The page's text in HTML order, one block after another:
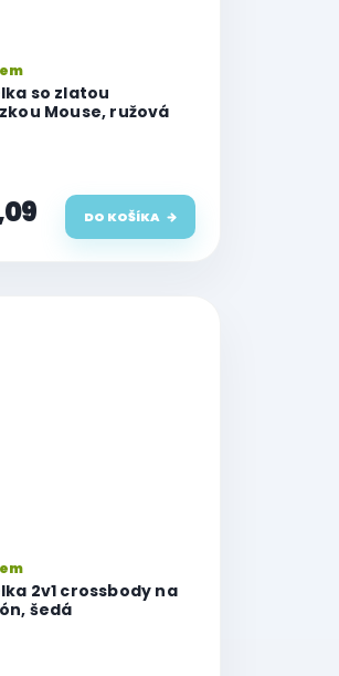
so zlatou
Mouse, ružová
DO KOŠÍKA
2v1 crossbody na
šedá